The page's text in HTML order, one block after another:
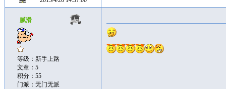
腻滑
等级：新手上路
文章：5
积分：55
门派：无门无派